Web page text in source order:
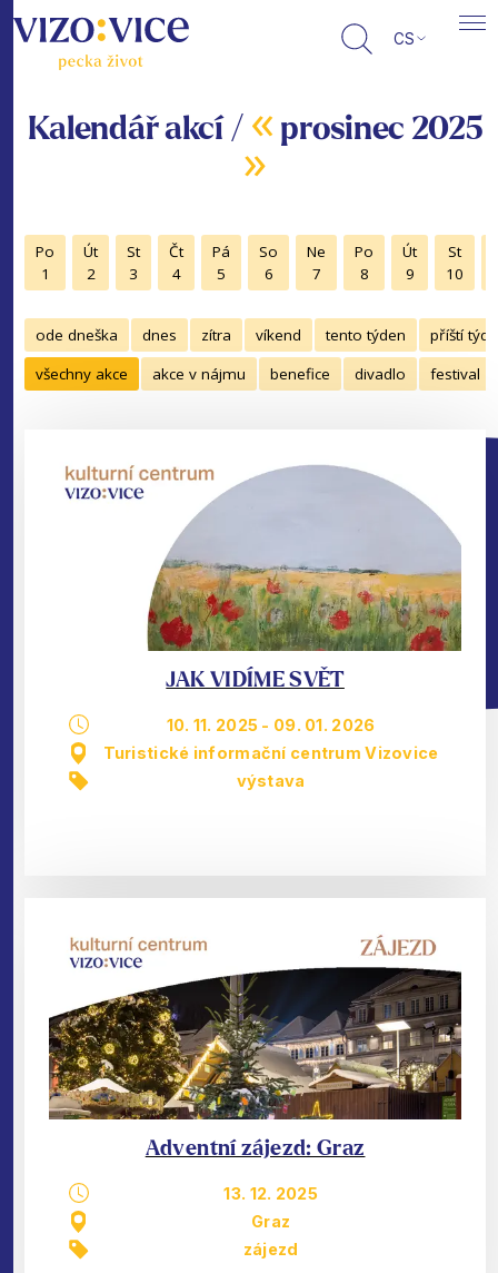
CS
Kalendář akcí / « prosinec 2025
»
Po
1
Út
2
St
3
Čt
4
Pá
5
So
6
Ne
7
Po
8
Út
9
St
10
ode dneška dnes zítra víkend tento týden
příští
všechny akce
akce v nájmu benefice divadlo festival
JAK VIDÍME SVĚT
10. 11. 2025 - 09. 01. 2026
Turistické informační centrum Vizovice
výstava
Adventní zájezd: Graz
13. 12. 2025
Graz
zájezd